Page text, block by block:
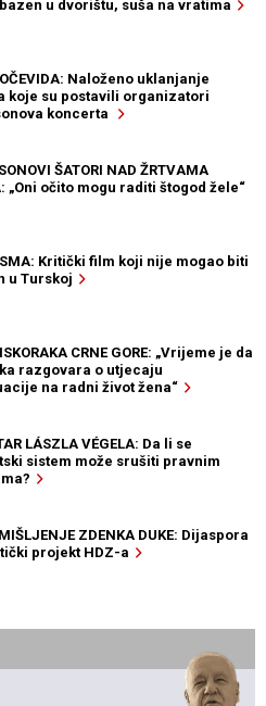
u dvorištu, suša na vratima
Naloženo uklanjanje
koje su postavili organizatori
koncerta
ŠATORI NAD ŽRTVAMA
„Oni očito mogu raditi štogod žele“
Kritički film koji nije mogao biti
u Turskoj
CRNE GORE: „Vrijeme je da
razgovara o utjecaju
na radni život žena“
LÁSZLA VÉGELA: Da li se
sistem može srušiti pravnim
ZDENKA DUKE: Dijaspora
projekt HDZ-a